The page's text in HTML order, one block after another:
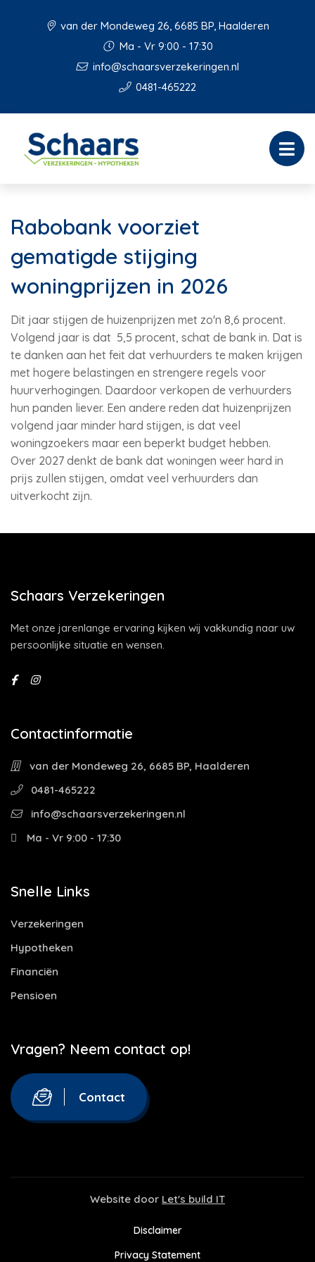
van der Mondeweg 26, 6685 BP, Haalderen
Ma - Vr 9:00 - 17:30
info@schaarsverzekeringen.nl
0481-465222
Rabobank voorziet
gematigde stijging
woningprijzen in 2026
Dit jaar stijgen de huizenprijzen met zo'n 8,6 procent.
Volgend jaar is dat 5,5 procent, schat de bank in. Dat is
te danken aan het feit dat verhuurders te maken krijgen
met hogere belastingen en strengere regels voor
huurverhogingen. Daardoor verkopen de verhuurders
hun panden liever. Een andere reden dat huizenprijzen
volgend jaar minder hard stijgen, is dat veel
woningzoekers maar een beperkt budget hebben.
Over 2027 denkt de bank dat woningen weer hard in
prijs zullen stijgen, omdat veel verhuurders dan
uitverkocht zijn.
Schaars Verzekeringen
Met onze jarenlange ervaring kijken wij vakkundig naar uw
persoonlijke situatie en wensen.
Contactinformatie
van der Mondeweg 26, 6685 BP, Haalderen
0481-465222
info@schaarsverzekeringen.nl
Ma - Vr 9:00 - 17:30
Snelle Links
Verzekeringen
Hypotheken
Financiën
Pensioen
Vragen? Neem contact op!
Contact
Website door Let's build IT
Disclaimer
Privacy Statement